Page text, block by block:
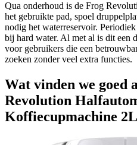
Qua onderhoud is de Frog
het gebruikte pad, spoel
nodig het waterreservoir.
bij hard water. Al met al is dit een
voor gebruikers die een
zoeken zonder veel extra functies.
Wat vinden we goed
Revolution
Koffiecupmachine 2L